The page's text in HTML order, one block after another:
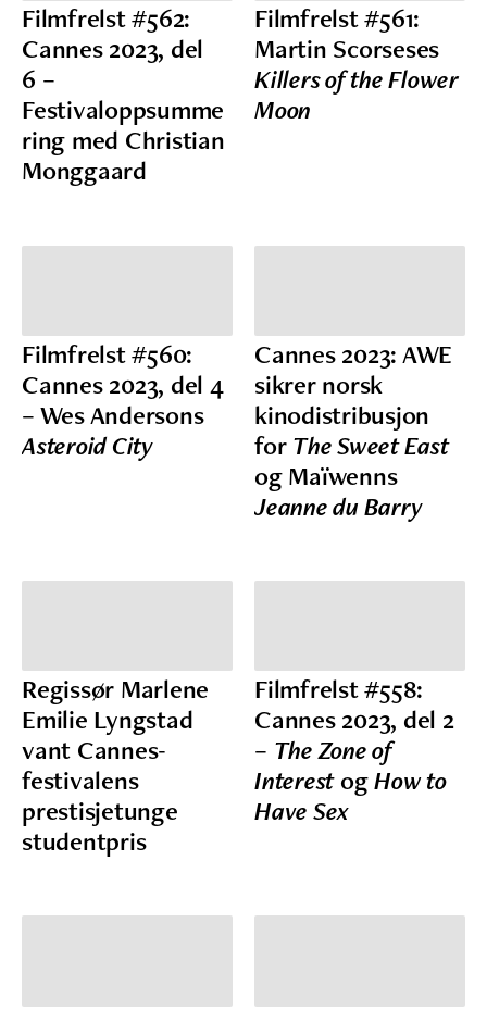
Filmfrelst #562:
Cannes 2023, del
6 –
Festivaloppsumme
ring med Christian
Monggaard
Filmfrelst #561:
Martin Scorseses
Killers of the Flower
Moon
Filmfrelst #560:
Cannes 2023, del 4
– Wes Andersons
Asteroid City
Cannes 2023: AWE
sikrer norsk
kinodistribusjon
forThe Sweet East
og Maïwenns
Jeanne du Barry
Regissør Marlene
Emilie Lyngstad
vant Cannes-
festivalens
prestisjetunge
studentpris
Filmfrelst #558:
Cannes 2023, del 2
– The Zone of
InterestogHow to
Have Sex